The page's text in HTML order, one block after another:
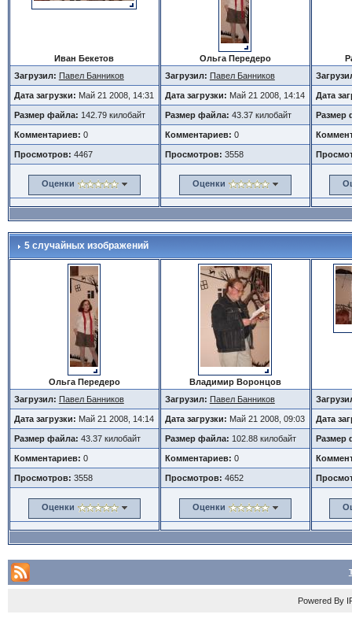
Иван Бекетов
Загрузил: Павел Банников
Дата загрузки: Май 21 2008, 14:31
Размер файла: 142.79 килобайт
Комментариев: 0
Просмотров: 4467
Оценки
Ольга Передеро
Загрузил: Павел Банников
Дата загрузки: Май 21 2008, 14:14
Размер файла: 43.37 килобайт
Комментариев: 0
Просмотров: 3558
Оценки
Дата
Размер
5 случайных изображений
Ольга Передеро
Загрузил: Павел Банников
Дата загрузки: Май 21 2008, 14:14
Размер файла: 43.37 килобайт
Комментариев: 0
Просмотров: 3558
Оценки
Владимир Воронцов
Загрузил: Павел Банников
Дата загрузки: Май 21 2008, 09:03
Размер файла: 102.88 килобайт
Комментариев: 0
Просмотров: 4652
Оценки
Дата
Размер
Powered By